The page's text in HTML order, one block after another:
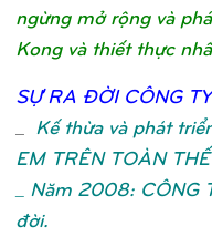
ngừng mở rộng và
Kong và thiết thực
SỰRA ĐỜI CÔNG
Kế thừa và phát
EM TRÊN TOÀN
_ Năm 2008:
đời.